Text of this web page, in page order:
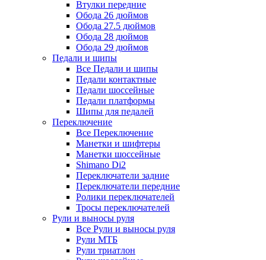
Втулки передние
Обода 26 дюймов
Обода 27.5 дюймов
Обода 28 дюймов
Обода 29 дюймов
Педали и шипы
Все Педали и шипы
Педали контактные
Педали шоссейные
Педали платформы
Шипы для педалей
Переключение
Все Переключение
Манетки и шифтеры
Манетки шоссейные
Shimano Di2
Переключатели задние
Переключатели передние
Ролики переключателей
Тросы переключателей
Рули и выносы руля
Все Рули и выносы руля
Рули МТБ
Рули триатлон